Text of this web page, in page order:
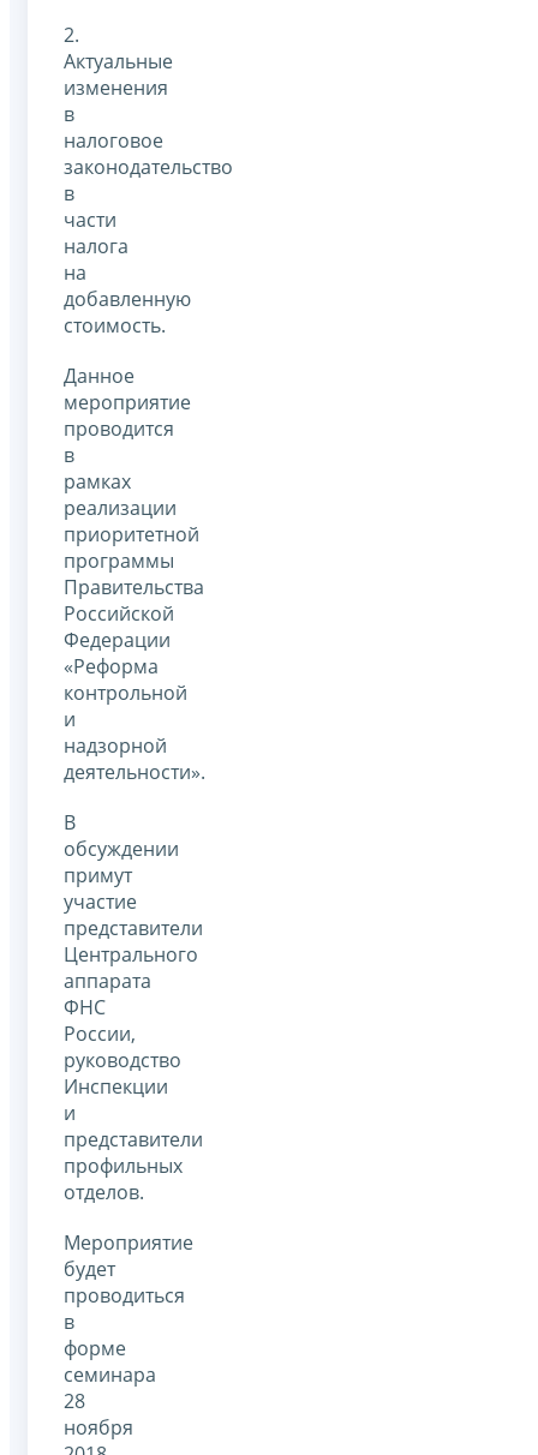
2.
Актуальные
изменения
в
налоговое
законодательство
в
части
налога
на
добавленную
стоимость.
Данное
мероприятие
проводится
в
рамках
реализации
приоритетной
программы
Правительства
Российской
Федерации
«Реформа
контрольной
и
надзорной
деятельности».
В
обсуждении
примут
участие
представители
Центрального
аппарата
ФНС
России,
руководство
Инспекции
и
представители
профильных
отделов.
Мероприятие
будет
проводиться
в
форме
семинара
28
ноября